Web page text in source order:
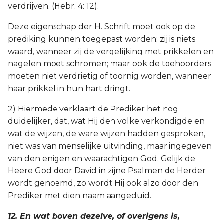
verdrijven. (Hebr. 4: 12).
Deze eigenschap der H. Schrift moet ook op de
prediking kunnen toegepast worden; zij is niets
waard, wanneer zij de vergelijking met prikkelen en
nagelen moet schromen; maar ook de toehoorders
moeten niet verdrietig of toornig worden, wanneer
haar prikkel in hun hart dringt.
2) Hiermede verklaart de Prediker het nog
duidelijker, dat, wat Hij den volke verkondigde en
wat de wijzen, de ware wijzen hadden gesproken,
niet was van menselijke uitvinding, maar ingegeven
van den enigen en waarachtigen God. Gelijk de
Heere God door David in zijne Psalmen de Herder
wordt genoemd, zo wordt Hij ook alzo door den
Prediker met dien naam aangeduid.
12. En wat boven dezelve, of overigens is,